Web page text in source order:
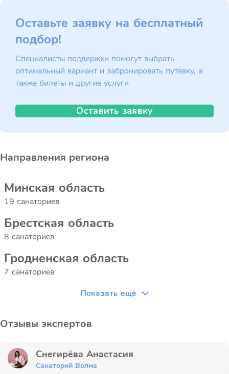
Оставьте заявку на бесплатный
подбор!
Специалисты поддержки помогут выбрать
оптимальный вариант и забронировать путёвку, а
также билеты и другие услуги
Оставить заявку
Направления региона
Минская область
19 санаториев
Брестская область
8 санаториев
Гродненская область
7 санаториев
Показать ещё
Отзывы экспертов
Снегирёва Анастасия
Санаторий Волма